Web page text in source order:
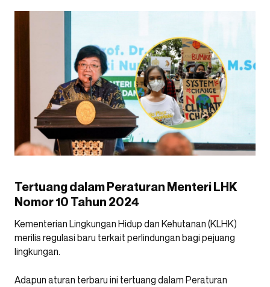
Tertuang dalam Peraturan Menteri LHK
Nomor 10 Tahun 2024
Kementerian Lingkungan Hidup dan Kehutanan (KLHK)
merilis regulasi baru terkait perlindungan bagi pejuang
lingkungan.
Adapun aturan terbaru ini tertuang dalam Peraturan